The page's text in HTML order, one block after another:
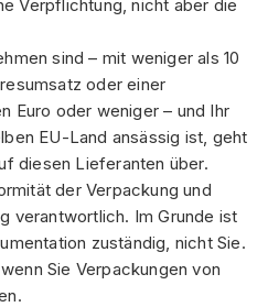
Verpflichtung, nicht aber die
sind – mit weniger als 10
oder einer
Euro oder weniger – und Ihr
EU-Land ansässig ist, geht
diesen Lieferanten über.
der Verpackung und
verantwortlich. Im Grunde ist
zuständig, nicht Sie.
Sie Verpackungen von